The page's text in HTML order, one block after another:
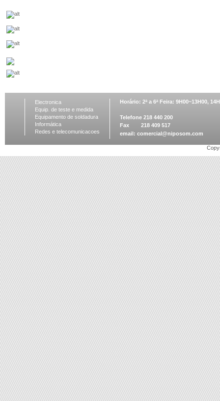
Electronica
Equip. de teste e medida
Equipamento de soldadura
Informática
Redes e telecomunicacoes
Horário: 2ª a 6ª Feira: 9H00~13H00,
Telefone 218 440 200
Fax 218 409 517
email: comercial@niposom.com